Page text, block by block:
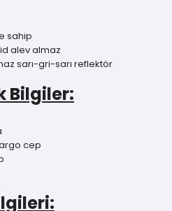
sahip
alev almaz
sarı-gri-sarı reflektör
Bilgiler:
cep